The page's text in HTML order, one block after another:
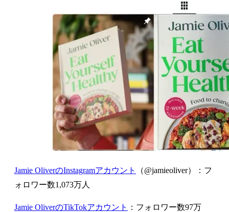
Jamie OliverのInstagramアカウント
（@jamieoliver）：フ
ォロワー数1,073万人
Jamie OliverのTikTokアカウント
：フォロワー数97万